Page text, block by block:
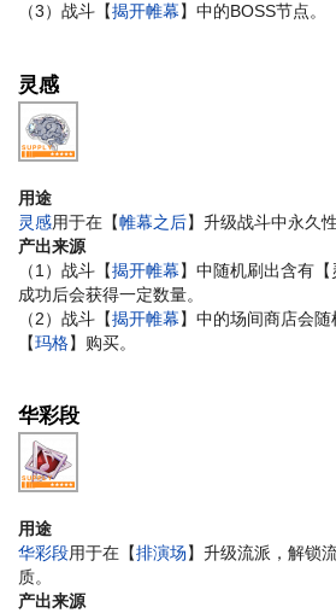
（3）战斗【揭开帷幕】中的BOSS节点。
灵感
用途
灵感用于在【帷幕之后】升级战斗中永久
产出来源
（1）战斗【揭开帷幕】中随机刷出含有
成功后会获得一定数量。
（2）战斗【揭开帷幕】中的场间商店会
【玛格】购买。
华彩段
用途
华彩段用于在【排演场】升级流派，解锁
质。
产出来源